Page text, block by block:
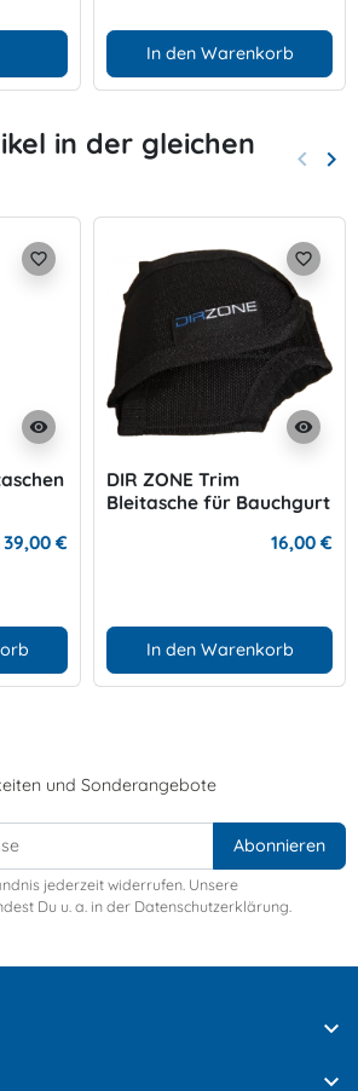
In den Warenkorb
in der gleichen
Zurück
keyboard_arrow_left keyboard_arrow_right
visibility
favorite_border
39,00 €
visibility
favorite_border
DIR ZONE Trim
Bleitasche für Bauchgurt
16,00 €
In den Warenkorb
und Sonderangebote
jederzeit widerrufen. Unsere
Du u. a. in der Datenschutzerklärung.

